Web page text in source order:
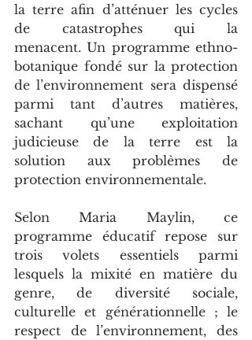
la terre afin d’atténuer les cycles
de catastrophes qui la
menacent. Un programme ethno-
botanique fondé sur la protection
de l’environnement sera dispensé
parmi tant d’autres matières,
sachant qu’une exploitation
judicieuse de la terre est la
solution aux problèmes de
protection environnementale.
Selon Maria Maylin, ce
programme éducatif repose sur
trois volets essentiels parmi
lesquels la mixité en matière du
genre, de diversité sociale,
culturelle et générationnelle ; le
respect de l’environnement, des